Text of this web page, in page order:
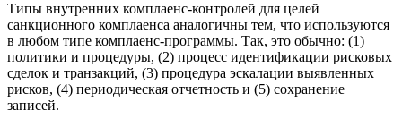
Типы внутренних комплаенс-контролей для целей
санкционного комплаенса аналогичны тем, что используются
в любом типе комплаенс-программы. Так, это обычно: (1)
политики и процедуры, (2) процесс идентификации рисковых
сделок и транзакций, (3) процедура эскалации выявленных
рисков, (4) периодическая отчетность и (5) сохранение
записей.